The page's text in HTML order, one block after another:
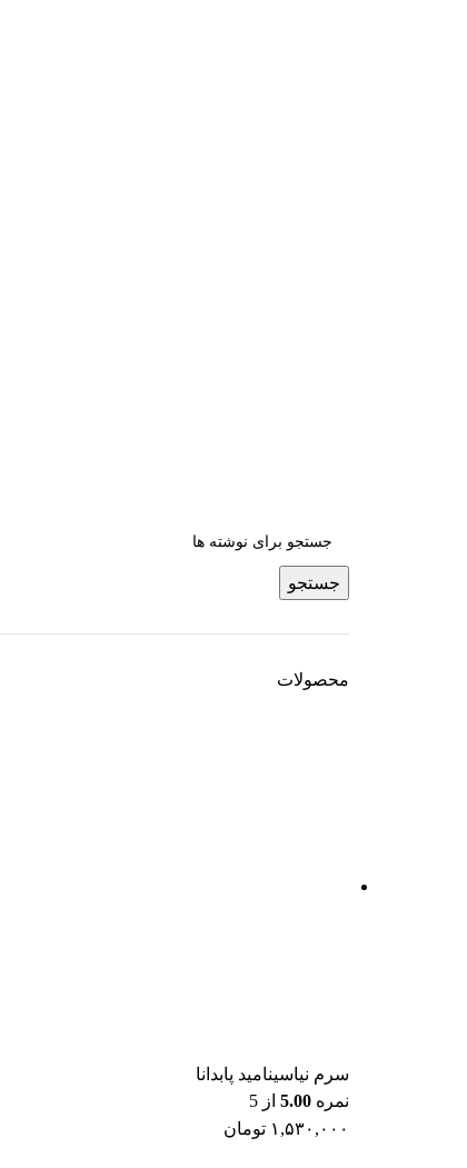
جستجو
محصولات
سرم نیاسینامید پابدانا
نمره5.00 از 5
۱,۵۳۰,۰۰۰ تومان